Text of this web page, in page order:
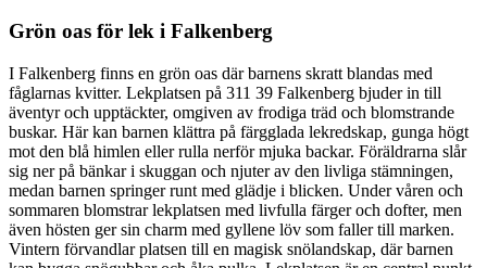
Grön oas för lek i Falkenberg
I Falkenberg finns en grön oas där barnens skratt blandas med
fåglarnas kvitter. Lekplatsen på 311 39 Falkenberg bjuder in till
äventyr och upptäckter, omgiven av frodiga träd och blomstrande
buskar. Här kan barnen klättra på färgglada lekredskap, gunga högt
mot den blå himlen eller rulla nerför mjuka backar. Föräldrarna slår
sig ner på bänkar i skuggan och njuter av den livliga stämningen,
medan barnen springer runt med glädje i blicken. Under våren och
sommaren blomstrar lekplatsen med livfulla färger och dofter, men
även hösten ger sin charm med gyllene löv som faller till marken.
Vintern förvandlar platsen till en magisk snölandskap, där barnen